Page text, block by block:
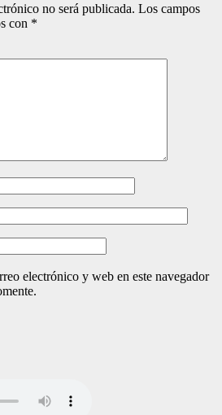
no será publicada. Los campos
con *
electrónico y web en este navegador